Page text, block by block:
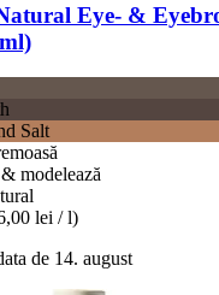
Eye-​ &
Salt
modelează
lei / l)
de 14. august